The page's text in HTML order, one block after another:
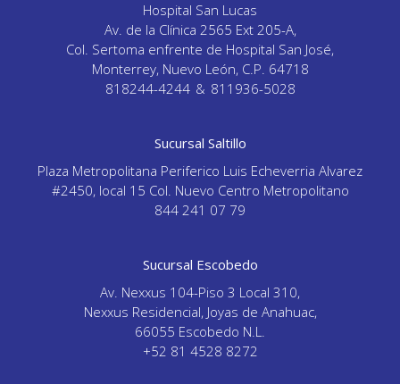
Hospital San Lucas
Av. de la Clínica 2565 Ext 205-A,
Col. Sertoma enfrente de Hospital San José,
Monterrey, Nuevo León, C.P. 64718
818244-4244 & 811936-5028
Sucursal Saltillo
Plaza Metropolitana Periferico Luis Echeverria Alvarez
#2450, local 15 Col. Nuevo Centro Metropolitano
844 241 07 79
Sucursal Escobedo
Av. Nexxus 104-Piso 3 Local 310,
Nexxus Residencial, Joyas de Anahuac,
66055 Escobedo N.L.
+52 81 4528 8272